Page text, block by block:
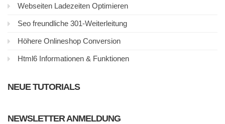
Webseiten Ladezeiten Optimieren
Seo freundliche 301-Weiterleitung
Höhere Onlineshop Conversion
Html6 Informationen & Funktionen
NEUE TUTORIALS
NEWSLETTER ANMELDUNG